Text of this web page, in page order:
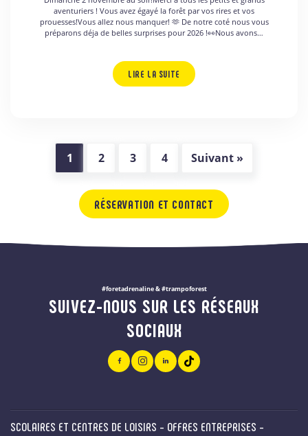
aventuriers ! Vous avez égayé la forêt par vos rires et vos
prouesses!Vous allez nous manquer! 🫶 De notre coté nous vous
préparons déja de belles surprises pour 2026 !👀Nous avons…
LIRE LA SUITE
1 2 3 4 Suivant »
RÉSERVATION ET CONTACT
#foretadrenaline & #trampoforest
SUIVEZ-NOUS SUR LES RÉSEAUX
SOCIAUX
SCOLAIRES ET CENTRES DE LOISIRS - OFFRES ENTREPRISES -